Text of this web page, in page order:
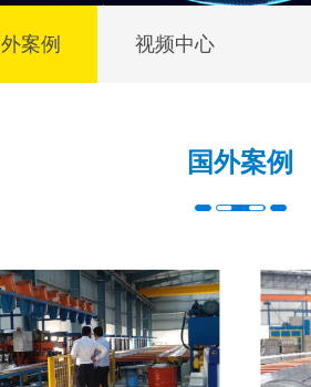
案例 视频中心
国外案例